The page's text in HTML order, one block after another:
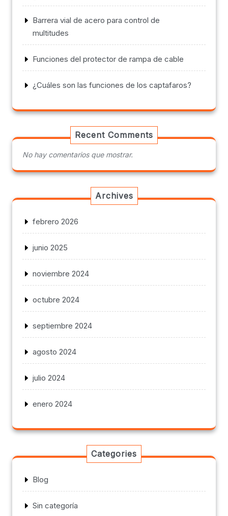
Barrera vial de acero para control de
multitudes
Funciones del protector de rampa de cable
¿Cuáles son las funciones de los captafaros?
Recent Comments
No hay comentarios que mostrar.
Archives
febrero 2026
junio 2025
noviembre 2024
octubre 2024
septiembre 2024
agosto 2024
julio 2024
enero 2024
Categories
Blog
Sin categoría